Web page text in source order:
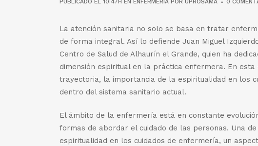
PUBLICADO EL 10:47H EN ENFERMERÍA POR UPROSAMA 0
La atención sanitaria no solo se basa en tratar
de forma integral. Así lo defiende Juan Miguel
Centro de Salud de Alhaurín el Grande, quien ha
dimensión espiritual en la práctica enfermera. En esta
trayectoria, la importancia de la espiritualidad en los
dentro del sistema sanitario actual.
El ámbito de la enfermería está en constante
formas de abordar el cuidado de las personas. Una
espiritualidad en los cuidados de enfermería, un